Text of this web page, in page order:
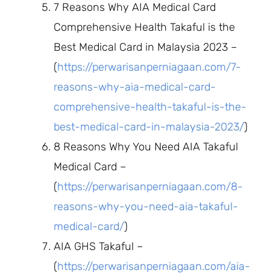
7 Reasons Why AIA Medical Card
Comprehensive Health Takaful is the
Best Medical Card in Malaysia 2023 –
(https://perwarisanperniagaan.com/7-
reasons-why-aia-medical-card-
comprehensive-health-takaful-is-the-
best-medical-card-in-malaysia-2023/)
8 Reasons Why You Need AIA Takaful
Medical Card –
(https://perwarisanperniagaan.com/8-
reasons-why-you-need-aia-takaful-
medical-card/)
AIA GHS Takaful –
(https://perwarisanperniagaan.com/aia-